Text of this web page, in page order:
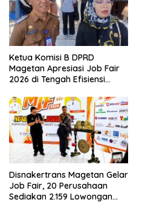
Ketua Komisi B DPRD
Magetan Apresiasi Job Fair
2026 di Tengah Efisiensi
Disnakertrans Magetan Gelar
Job Fair, 20 Perusahaan
Sediakan 2.159 Lowongan